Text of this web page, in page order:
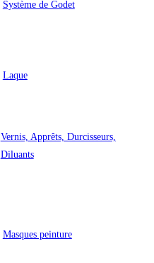
Système de Godet
Laque
Vernis, Apprêts, Durcisseurs,
Diluants
Masques peinture